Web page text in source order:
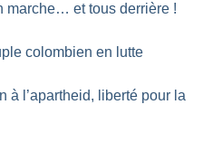
marche… et tous derrière !
colombien en lutte
à l’apartheid, liberté pour la